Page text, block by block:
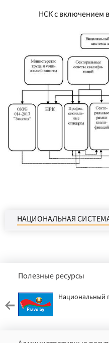
НСК с включением
НАЦИОНАЛЬНАЯ
Полезные ресурсы
Национальный